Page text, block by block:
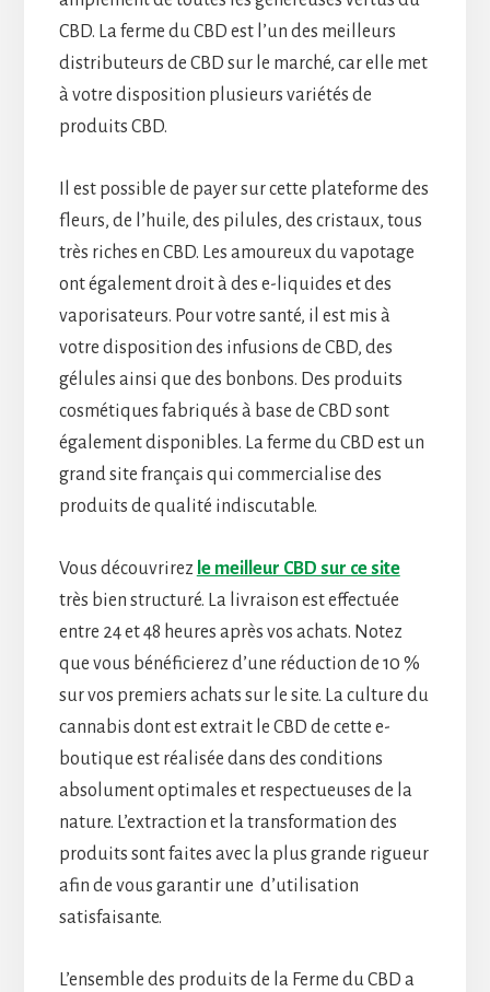
CBD. La ferme du CBD est l’un des meilleurs
distributeurs de CBD sur le marché, car elle met
à votre disposition plusieurs variétés de
produits CBD.
Il est possible de payer sur cette plateforme des
fleurs, de l’huile, des pilules, des cristaux, tous
très riches en CBD. Les amoureux du vapotage
ont également droit à des e-liquides et des
vaporisateurs. Pour votre santé, il est mis à
votre disposition des infusions de CBD, des
gélules ainsi que des bonbons. Des produits
cosmétiques fabriqués à base de CBD sont
également disponibles. La ferme du CBD est un
grand site français qui commercialise des
produits de qualité indiscutable.
Vous découvrirez le meilleur CBD sur ce site
très bien structuré. La livraison est effectuée
entre 24 et 48 heures après vos achats. Notez
que vous bénéficierez d’une réduction de 10 %
sur vos premiers achats sur le site. La culture du
cannabis dont est extrait le CBD de cette e-
boutique est réalisée dans des conditions
absolument optimales et respectueuses de la
nature. L’extraction et la transformation des
produits sont faites avec la plus grande rigueur
afin de vous garantir une d’utilisation
satisfaisante.
L’ensemble des produits de la Ferme du CBD a